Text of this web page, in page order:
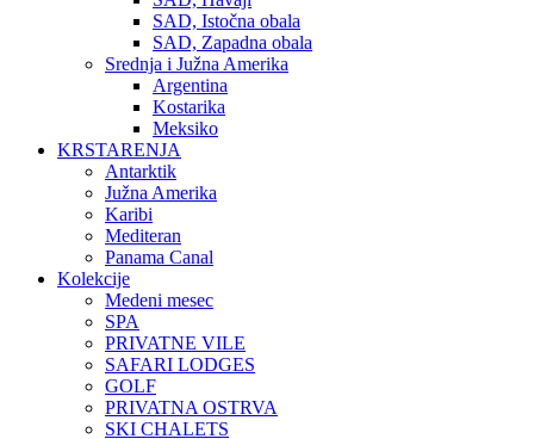
SAD, Istočna obala
SAD, Zapadna obala
Srednja i Južna Amerika
Argentina
Kostarika
Meksiko
KRSTARENJA
Antarktik
Južna Amerika
Karibi
Mediteran
Panama Canal
Kolekcije
Medeni mesec
SPA
PRIVATNE VILE
SAFARI LODGES
GOLF
PRIVATNA OSTRVA
SKI CHALETS